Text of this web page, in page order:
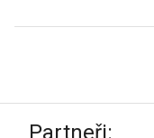
Partneři: